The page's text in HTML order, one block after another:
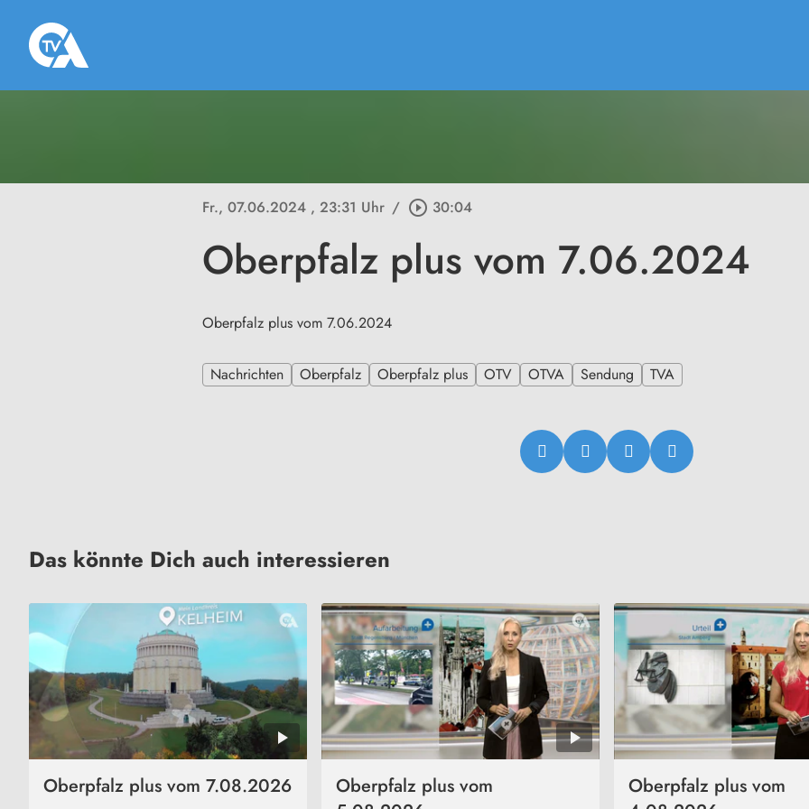
Fr., 07.06.2024 , 23:31 Uhr / play_circle_outline 30:04
Oberpfalz plus vom 7.06.2024
Oberpfalz plus vom 7.06.2024
Nachrichten Oberpfalz Oberpfalz plus OTV OTVA Sendung TVA
Das könnte Dich auch interessieren
Oberpfalz plus vom 7.08.2026
Oberpfalz plus vom
Oberpfalz plus vom